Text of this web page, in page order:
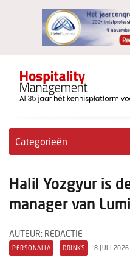
Categorieën
Hotelovernames
Jong & Ambitieus
Halil Yozgyur is
manager van
AUTEUR: REDACTIE
PERSONALIA DRINKS 8 JULI 2026